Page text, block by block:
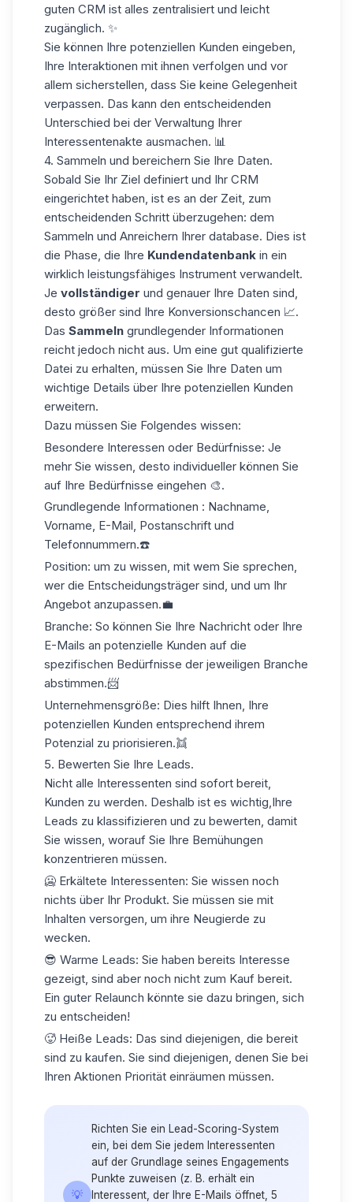
guten CRM ist alles zentralisiert und leicht
zugänglich. ✨
Sie können Ihre potenziellen Kunden eingeben,
Ihre Interaktionen mit ihnen verfolgen und vor
allem sicherstellen, dass Sie keine Gelegenheit
verpassen. Das kann den entscheidenden
Unterschied bei der Verwaltung Ihrer
Interessentenakte ausmachen. 📊
4. Sammeln und bereichern Sie Ihre Daten.
Sobald Sie Ihr Ziel definiert und Ihr CRM
eingerichtet haben, ist es an der Zeit, zum
entscheidenden Schritt überzugehen: dem
Sammeln und Anreichern Ihrer database. Dies ist
die Phase, die Ihre Kundendatenbank in ein
wirklich leistungsfähiges Instrument verwandelt.
Je vollständiger und genauer Ihre Daten sind,
desto größer sind Ihre Konversionschancen 📈.
Das Sammeln grundlegender Informationen
reicht jedoch nicht aus. Um eine gut qualifizierte
Datei zu erhalten, müssen Sie Ihre Daten um
wichtige Details über Ihre potenziellen Kunden
erweitern.
Dazu müssen Sie Folgendes wissen:
Besondere Interessen oder Bedürfnisse: Je
mehr Sie wissen, desto individueller können Sie
auf Ihre Bedürfnisse eingehen 🎨.
Grundlegende Informationen : Nachname,
Vorname, E-Mail, Postanschrift und
Telefonnummern.☎️
Position: um zu wissen, mit wem Sie sprechen,
wer die Entscheidungsträger sind, und um Ihr
Angebot anzupassen.💼
Branche: So können Sie Ihre Nachricht oder Ihre
E-Mails an potenzielle Kunden auf die
spezifischen Bedürfnisse der jeweiligen Branche
abstimmen.📨
Unternehmensgröße: Dies hilft Ihnen, Ihre
potenziellen Kunden entsprechend ihrem
Potenzial zu priorisieren.👯
5. Bewerten Sie Ihre Leads.
Nicht alle Interessenten sind sofort bereit,
Kunden zu werden. Deshalb ist es wichtig,Ihre
Leads zu klassifizieren und zu bewerten, damit
Sie wissen, worauf Sie Ihre Bemühungen
konzentrieren müssen.
🥶 Erkältete Interessenten: Sie wissen noch
nichts über Ihr Produkt. Sie müssen sie mit
Inhalten versorgen, um ihre Neugierde zu
wecken.
😎 Warme Leads: Sie haben bereits Interesse
gezeigt, sind aber noch nicht zum Kauf bereit.
Ein guter Relaunch könnte sie dazu bringen, sich
zu entscheiden!
🥵 Heiße Leads: Das sind diejenigen, die bereit
sind zu kaufen. Sie sind diejenigen, denen Sie bei
Ihren Aktionen Priorität einräumen müssen.
💡
Richten Sie ein Lead-Scoring-System
ein, bei dem Sie jedem Interessenten
auf der Grundlage seines Engagements
Punkte zuweisen (z. B. erhält ein
Interessent, der Ihre E-Mails öffnet, 5